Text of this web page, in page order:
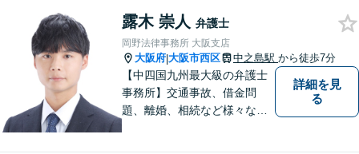
露木 崇人 弁護士
岡野法律事務所 大阪支店
大阪府|大阪市西区 中之島駅 から徒歩7分
【中四国九州最大級の弁護士
事務所】交通事故、借金問
題、離婚、相続など様々な問
詳細を見
る